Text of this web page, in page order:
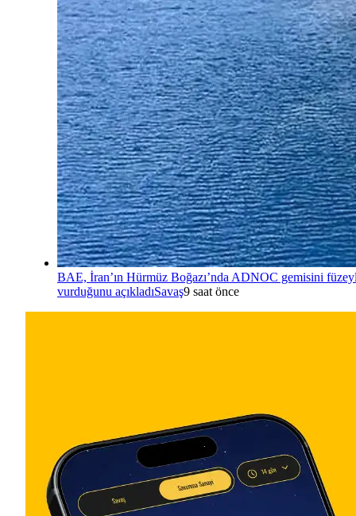
BAE, İran’ın Hürmüz Boğazı’nda ADNOC gemisini
vurduğunu açıkladıSavaş9 saat önce